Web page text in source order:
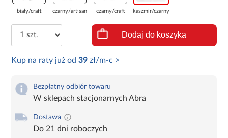
biały/craft czarny/artisan czarny/craft kaszmir/czarny
Dodaj do koszyka
Kup na raty już od39 zł/m-c >
Bezpłatny odbiór towaru
W sklepach stacjonarnych Abra
Dostawa
Do 21 dni roboczych